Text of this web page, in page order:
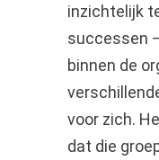
inzichtelijk
successen
binnen de
voor zich.
dat die